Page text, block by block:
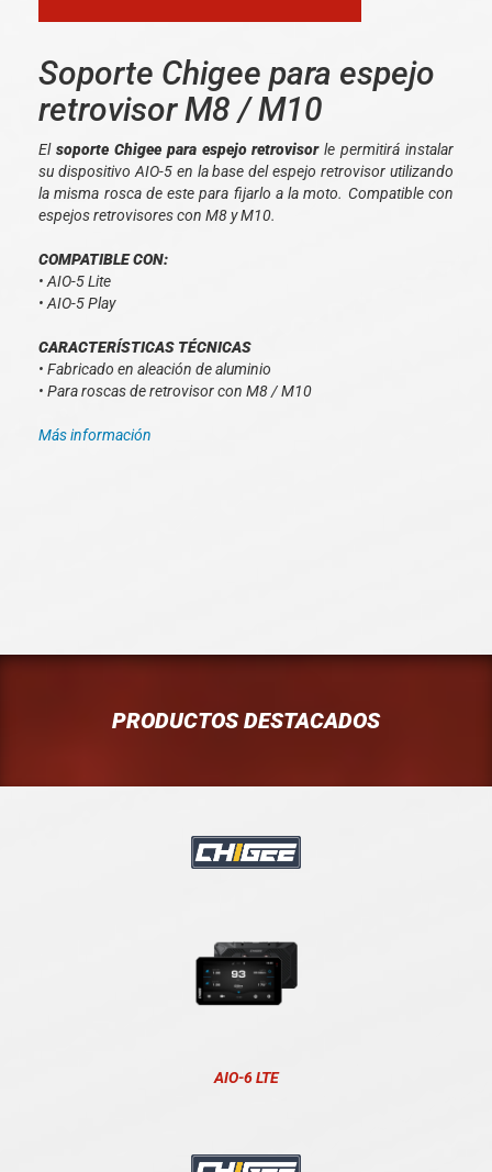
Soporte Chigee para espejo
retrovisor M8 / M10
El soporte Chigee para espejo retrovisorle permitirá instalar
su dispositivo AIO-5 en la base del espejo retrovisor utilizando
la misma rosca de este para fijarlo a la moto. Compatible con
espejos retrovisores con M8 y M10.
COMPATIBLE CON:
• AIO-5 Lite
• AIO-5 Play
CARACTERÍSTICAS TÉCNICAS
• Fabricado en aleación de aluminio
• Para roscas de retrovisor con M8 / M10
Más información
PRODUCTOS DESTACADOS
AIO-6 LTE